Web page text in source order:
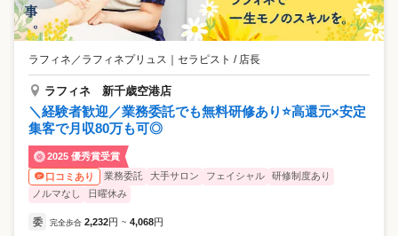
ラフィネ／ラフィネプリュス ｜ セラピスト / 店長
ラフィネ 新千歳空港店
＼経験者歓迎／業務委託でも無料研修あり⭐高還元×安定
集客で月収80万も可◎
2025 優秀賞受賞
口コミあり
業務委託 大手サロン フェイシャル
研修制度あり
ノルマなし
日曜休み
委 完全歩合 2,232円 ~ 4,068円